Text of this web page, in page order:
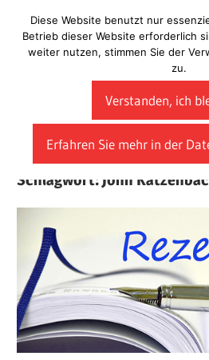
Inhalt
springen
Schlagwort: John
Diese Website benutzt nur
Betrieb dieser Website erforderlich
weiter nutzen, stimmen Sie der
zu.
Verstanden, ich
Erfahren Sie mehr in der